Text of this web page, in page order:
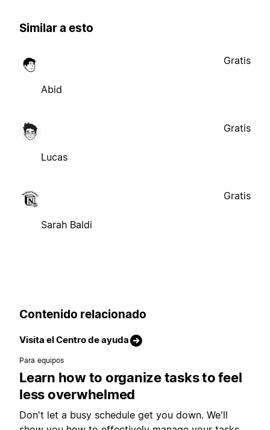
Similar a esto
Abid
Gratis
Lucas
Gratis
Sarah Baldi
Gratis
Contenido relacionado
Visita el Centro de ayuda
Para equipos
Learn how to organize tasks to feel
less overwhelmed
Don't let a busy schedule get you down. We'll